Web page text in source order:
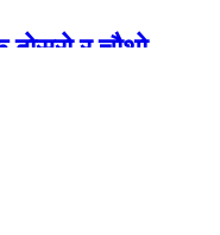
र चौथो
यसको पुस्तकालय